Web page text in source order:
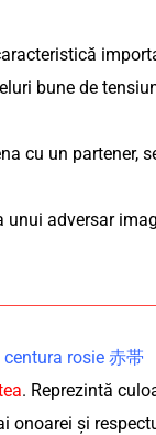
bune de
cu un partener,
adversar
rosie 赤帯
. Reprezintă
onoarei și